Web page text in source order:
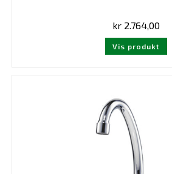
kr 2.764,00
Vis produkt